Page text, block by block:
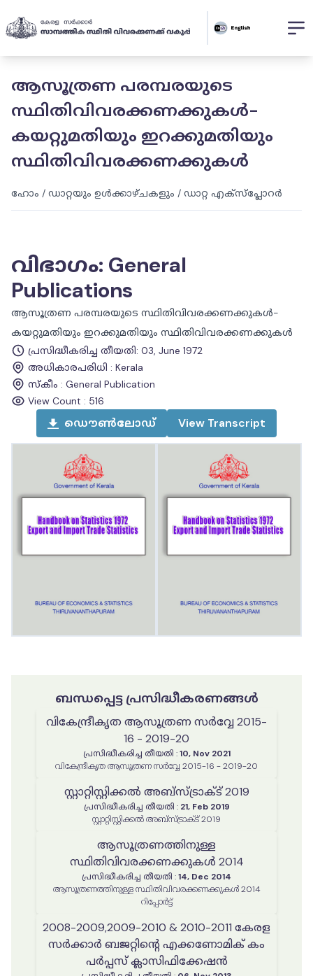
ആസൂത്രണ പരമ്പരയുടെ
സ്ഥിതിവിവരക്കണക്കുകൾ-
കയറ്റുമതിയും ഇറക്കുമതിയും
സ്ഥിതിവിവരക്കണക്കുകൾ
ഹോം / ഡാറ്റയും ഉൾക്കാഴ്ചകളും / ഡാറ്റ എക്സ്പ്ലോറർ
വിഭാഗം: General
Publications
ആസൂത്രണ പരമ്പരയുടെ സ്ഥിതിവിവരക്കണക്കുകൾ-
കയറ്റുമതിയും ഇറക്കുമതിയും സ്ഥിതിവിവരക്കണക്കുകൾ
പ്രസിദ്ധീകരിച്ച തീയതി: 03, June 1972
അധികാരപരിധി : Kerala
സ്കീം : General Publication
View Count : 516
ഡൌൺലോഡ് View Transcript
ബന്ധപ്പെട്ട പ്രസിദ്ധീകരണങ്ങൾ
വികേന്ദ്രീകൃത ആസൂത്രണ സർവ്വേ 2015-
16 - 2019-20
പ്രസിദ്ധീകരിച്ച തീയതി : 10, Nov 2021
വികേന്ദ്രീകൃത ആസൂത്രണ സർവ്വേ 2015-16 - 2019-20
സ്റ്റാറ്റിസ്റ്റിക്കല്‍ അബ്സ്ട്രാക്ട് 2019
പ്രസിദ്ധീകരിച്ച തീയതി : 21, Feb 2019
സ്റ്റാറ്റിസ്റ്റിക്കല്‍ അബ്സ്ട്രാക്ട് 2019
ആസൂത്രണത്തിനുള്ള
സ്ഥിതിവിവരക്കണക്കുകൾ 2014
പ്രസിദ്ധീകരിച്ച തീയതി :14, Dec 2014
ആസൂത്രണത്തിനുള്ള സ്ഥിതിവിവരക്കണക്കുകൾ 2014
റിപ്പോര്‍ട്ട്
2008-2009,2009-2010 & 2010-2011 കേരള
സർക്കാർ ബജറ്റിന്റെ എക്കണോമിക് കം
പർപ്പസ് ക്ലാസിഫിക്കേഷൻ